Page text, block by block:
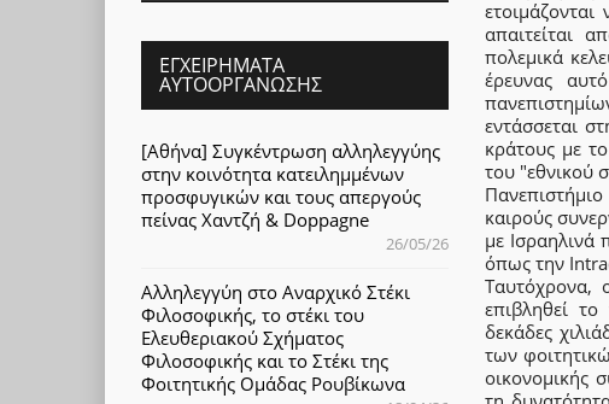
απαιτείται
πολεμικά
έρευνας
εντάσσεται
κράτους με
του "εθνικού
καιρούς
με Ισραηλινά
όπως την
Ταυτόχρονα,
επιβληθεί
δεκάδες
των
οικονομικής
ΕΓΧΕΙΡΉΜΑΤΑ
ΑΥΤΟΟΡΓΆΝΩΣΗΣ
[Αθήνα] Συγκέντρωση αλληλεγγύης
στην κοινότητα κατειλημμένων
προσφυγικών και τους απεργούς
πείνας Χαντζή & Doppagne
26/05/26
Αλληλεγγύη στο Αναρχικό Στέκι
Φιλοσοφικής, το στέκι του
Ελευθεριακού Σχήματος
Φιλοσοφικής και το Στέκι της
Φοιτητικής Ομάδας Ρουβίκωνα